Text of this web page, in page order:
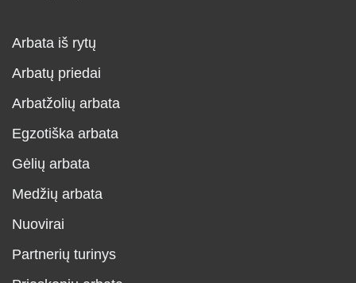
Arbata iš rytų
Arbatų priedai
Arbatžolių arbata
Egzotiška arbata
Gėlių arbata
Medžių arbata
Nuovirai
Partnerių turinys